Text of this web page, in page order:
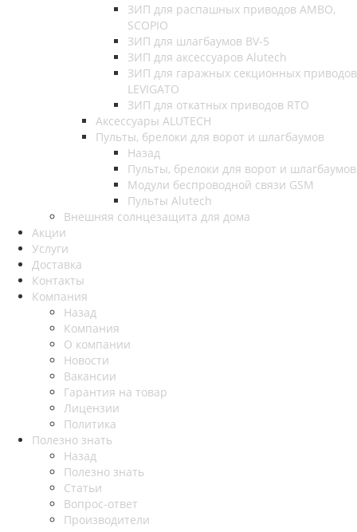
ЗИП для распашных приводов AMBO,
SCOPIO
ЗИП для шлагбаумов BV-5
ЗИП для аксессуаров Alutech
ЗИП для гаражных секционных приводов
LEVIGATO
ЗИП для откатных приводов RTO
Аксессуары ALUTECH
Пульты, брелоки для ворот и шлагбаумов
Назад
Пульты, брелоки для ворот и шлагбаумов
Модули беспроводной связи GSM
Пульты Alutech
Внешняя солнцезащита для дома
Акции
Услуги
Доставка
Контакты
Компания
Назад
Компания
О компании
Новости
Вакансии
Гарантия на товар
Лицензии
Политика
Полезно знать
Назад
Полезно знать
Статьи
Вопрос-ответ
Производители